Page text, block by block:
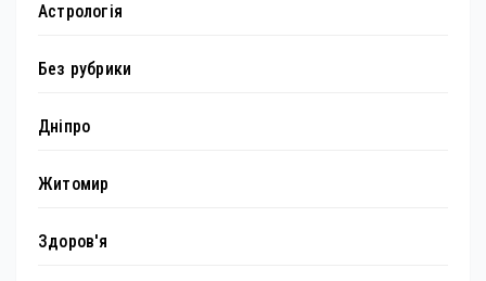
Астрологія
Без рубрики
Дніпро
Житомир
Здоров'я